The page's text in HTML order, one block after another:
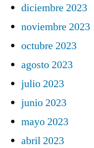
diciembre 2023
noviembre 2023
octubre 2023
agosto 2023
julio 2023
junio 2023
mayo 2023
abril 2023